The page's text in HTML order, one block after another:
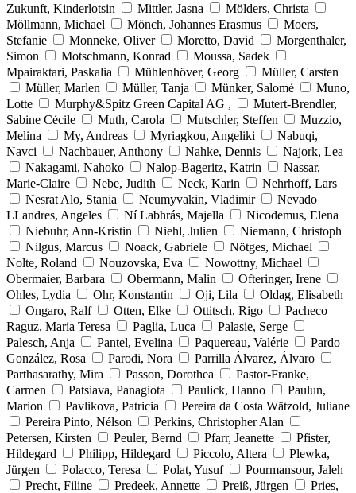
Zukunft, Kinderlotsin
Mittler, Jasna
Mölders, Christa
Möllmann, Michael
Mönch, Johannes Erasmus
Moers,
Stefanie
Monneke, Oliver Moretto, David
Morgenthaler,
Simon
Motschmann, Konrad
Moussa, Sadek
Mpairaktari, Paskalia
Mühlenhöver, Georg
Müller, Carsten
Müller, Marlen
Müller, Tanja Münker, Salomé
Muno,
Lotte
Murphy&Spitz Green Capital AG ,
Mutert-Brendler,
Sabine Cécile
Muth, Carola Mutschler, Steffen
Muzzio,
Melina
My, Andreas Myriagkou, Angeliki
Nabuqi,
Navci
Nachbauer, Anthony Nahke, Dennis
Najork, Lea
Nakagami, Nahoko
Nalop-Bageritz, Katrin
Nassar,
Marie-Claire
Nebe, Judith Neck, Karin
Nehrhoff, Lars
Nesrat Alo, Stania
Neumyvakin, Vladimir
Nevado
LLandres, Angeles
Ní Labhrás, Majella
Nicodemus, Elena
Niebuhr, Ann-Kristin
Niehl, Julien
Niemann, Christoph
Nilgus, Marcus
Noack, Gabriele
Nötges, Michael
Nolte, Roland
Nouzovska, Eva
Nowottny, Michael
Obermaier, Barbara
Obermann, Malin
Ofteringer, Irene
Ohles, Lydia
Ohr, Konstantin Oji, Lila
Oldag, Elisabeth
Ongaro, Ralf
Otten, Elke Ottitsch, Rigo
Pacheco
Raguz, Maria Teresa
Paglia, Luca
Palasie, Serge
Palesch, Anja
Pantel, Evelina Paquereau, Valérie
Pardo
González, Rosa
Parodi, Nora
Parrilla Álvarez, Álvaro
Parthasarathy, Mira
Passon, Dorothea
Pastor-Franke,
Carmen
Patsiava, Panagiota Paulick, Hanno
Paulun,
Marion
Pavlikova, Patricia
Pereira da Costa Wätzold, Juliane
Pereira Pinto, Nélson
Perkins, Christopher Alan
Petersen, Kirsten
Peuler, Bernd Pfarr, Jeanette
Pfister,
Hildegard
Philipp, Hildegard Piccolo, Altera
Plewka,
Jürgen
Polacco, Teresa Polat, Yusuf
Pourmansour, Jaleh
Precht, Filine
Predeek, Annette Preiß, Jürgen
Pries,